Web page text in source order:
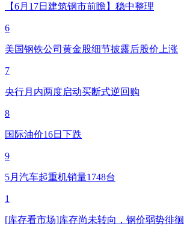
【6月17日建筑钢市前瞻】稳中整理
6
美国钢铁公司黄金股细节披露后股价上涨
7
央行月内两度启动买断式逆回购
8
国际油价16日下跌
9
5月汽车起重机销量1748台
1
[库存看市场]库存尚未转向，钢价弱势徘徊